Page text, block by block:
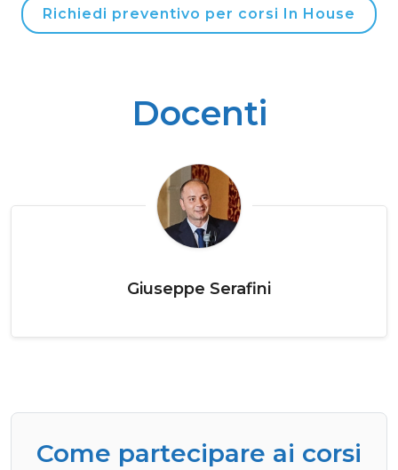
Richiedi preventivo per corsi In House
Docenti
Giuseppe Serafini
Come partecipare ai corsi